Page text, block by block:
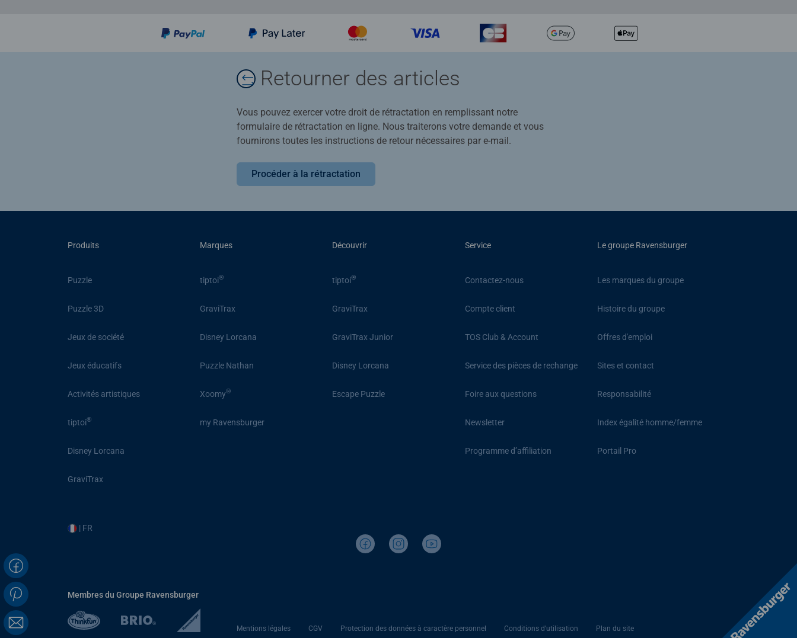
Retourner des articles
Vous pouvez exercer votre droit de rétractation en remplissant notre
formulaire de rétractation en ligne. Nous traiterons votre demande et vous
fournirons toutes les instructions de retour nécessaires par e-mail.
Procéder à la rétractation
Produits
Puzzle
Puzzle 3D
Jeux de société
Jeux éducatifs
Activités artistiques
tiptoi®
Disney Lorcana
GraviTrax
Marques
tiptoi®
GraviTrax
Disney Lorcana
Puzzle Nathan
Xoomy®
my Ravensburger
Découvrir
tiptoi®
GraviTrax
GraviTrax Junior
Disney Lorcana
Escape Puzzle
Service
Contactez-nous
Compte client
TOS Club & Account
Service des pièces de rechange
Foire aux questions
Newsletter
Programme d’affiliation
Le groupe Ravensburger
Les marques du groupe
Histoire du groupe
Offres d'emploi
Sites et contact
Responsabilité
Index égalité homme/femme
Portail Pro
| FR
Membres du Groupe Ravensburger
Mentions légales CGV Protection des données à caractère personnel Conditions d’utilisation Plan du site